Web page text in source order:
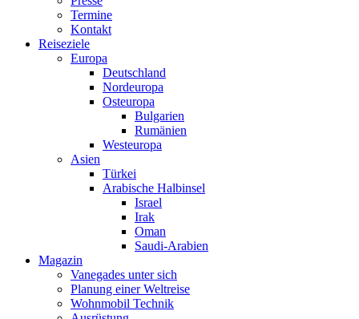
Termine
Kontakt
Reiseziele
Europa
Deutschland
Nordeuropa
Osteuropa
Bulgarien
Rumänien
Westeuropa
Asien
Türkei
Arabische Halbinsel
Israel
Irak
Oman
Saudi-Arabien
Magazin
Vanegades unter sich
Planung einer Weltreise
Wohnmobil Technik